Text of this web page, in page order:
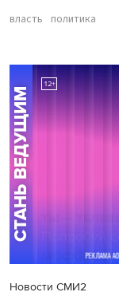
власть политика
Новости СМИ2